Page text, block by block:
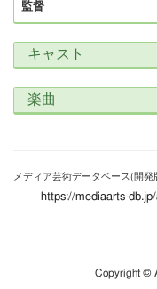
監督
キャスト
楽曲
メディア芸術データベース(開
https://mediaarts-
Copyright ©